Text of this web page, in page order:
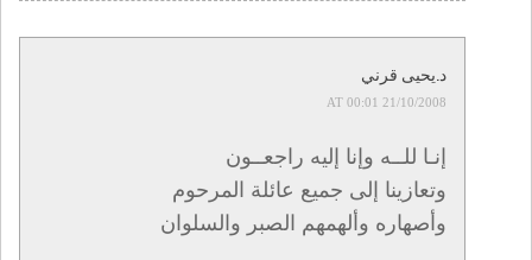
د.يحيى قرني
21/10/2008 AT 00:01
إنـا للــه وإنا إليه راجعــون
وتعازينا إلى جميع عائلة المرحوم
وأصهاره وألهمهم الصبر والسلوان